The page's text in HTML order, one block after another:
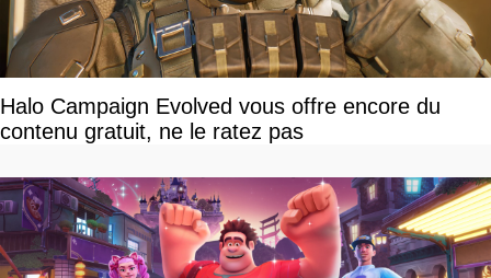
Halo Campaign Evolved vous offre encore du
contenu gratuit, ne le ratez pas